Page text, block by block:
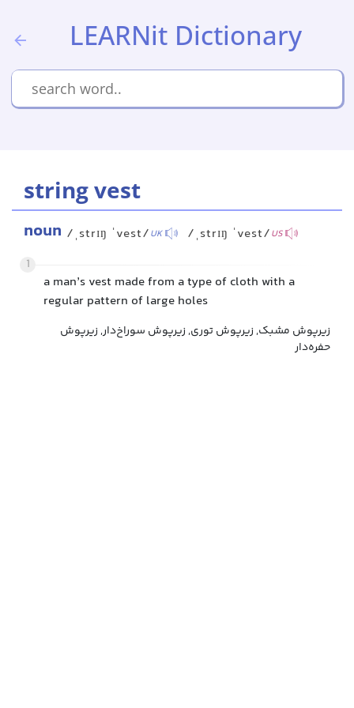
LEARNit Dictionary
string vest
noun /ˌstrɪŋ ˈvest/UK /ˌstrɪŋ ˈvest/US
1
a man’s vest made from a type of cloth with a
regular pattern of large holes
زیرپوش مشبک, زیرپوش توری, زیرپوش سوراخ‌دار, زیرپوش
حفره‌دار